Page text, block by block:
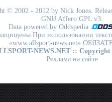
© 2002 - 2012 by Nick Jones.
GNU Affero GPL v3.
Data powered by Oddspedia
При использовании
«www.allsport-news.net»
NEWS.NET :: Copyright
Реклама на сайте